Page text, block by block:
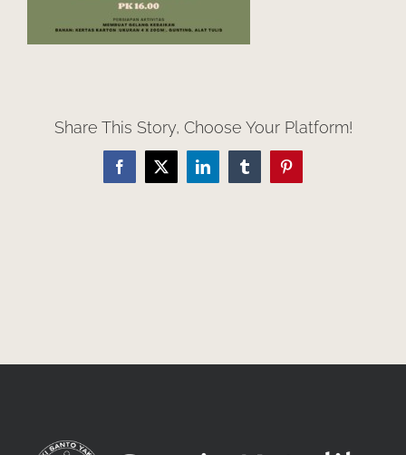
Share This Story, Choose Your Platform!
Facebook
X LinkedInTumblrPinterest